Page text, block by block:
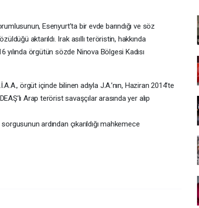
Esenyurt’ta bir evde barındığı ve söz
aktarıldı. Irak asıllı teröristin, hakkında
örgütün sözde Ninova Bölgesi Kadısı
örgüt içinde bilinen adıyla J.A.’nın, Haziran 2014’te
Arap terörist savaşçılar arasında yer alıp
ardından çıkarıldığı mahkemece